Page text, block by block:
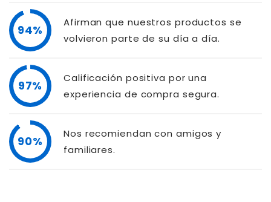
94%
Afirman que nuestros productos se
volvieron parte de su día a día.
97%
Calificación positiva por una
experiencia de compra segura.
90%
Nos recomiendan con amigos y
familiares.